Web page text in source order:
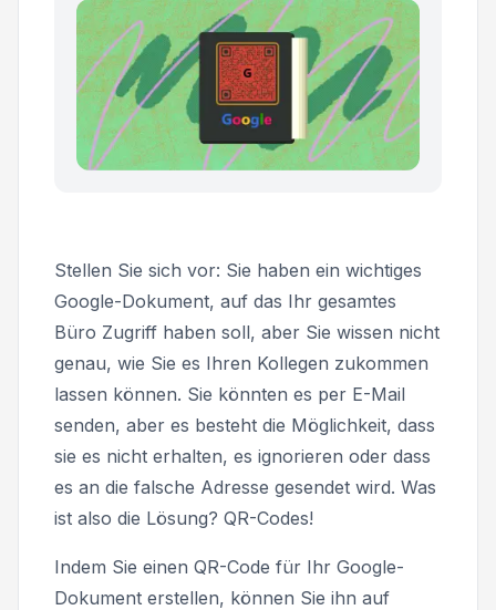
Stellen Sie sich vor: Sie haben ein wichtiges
Google-Dokument, auf das Ihr gesamtes
Büro Zugriff haben soll, aber Sie wissen nicht
genau, wie Sie es Ihren Kollegen zukommen
lassen können. Sie könnten es per E-Mail
senden, aber es besteht die Möglichkeit, dass
sie es nicht erhalten, es ignorieren oder dass
es an die falsche Adresse gesendet wird. Was
ist also die Lösung? QR-Codes!
Indem Sie einen QR-Code für Ihr Google-
Dokument erstellen, können Sie ihn auf